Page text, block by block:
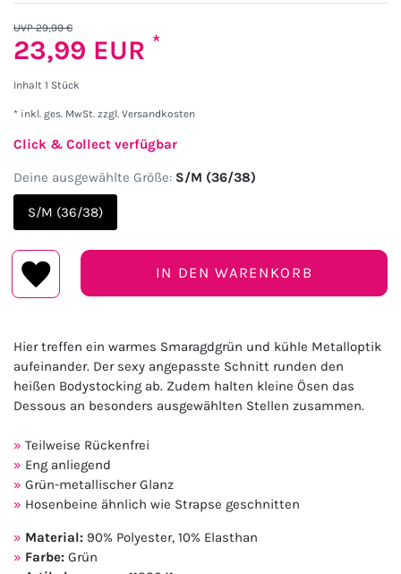
UVP 29,99 €
23,99 EUR *
Inhalt 1 Stück
* inkl. ges. MwSt. zzgl. Versandkosten
Click & Collect verfügbar
Deine ausgewählte Größe: S/M (36/38)
S/M (36/38)
IN DEN WARENKORB
Hier treffen ein warmes Smaragdgrün und kühle Metalloptik
aufeinander. Der sexy angepasste Schnitt runden den
heißen Bodystocking ab. Zudem halten kleine Ösen das
Dessous an besonders ausgewählten Stellen zusammen.
Teilweise Rückenfrei
Eng anliegend
Grün-metallischer Glanz
Hosenbeine ähnlich wie Strapse geschnitten
Material: 90% Polyester, 10% Elasthan
Farbe: Grün